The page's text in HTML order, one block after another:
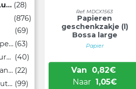
Gepersonaliseerde Luchtbevochtigers (28)
(876)
(69)
Gepersonaliseerde Openers (63)
Gepersonaliseerde Kurkentrekkers (40)
Gepersonaliseerde Handschoenen voor de Keuken (22)
Personaliseerbare houten snijplanken (99)
Ref: MDCX1563
Papieren
geschenkzakje (l)
Bossa large
Papier
Van 0,82€
Naar 1,05€